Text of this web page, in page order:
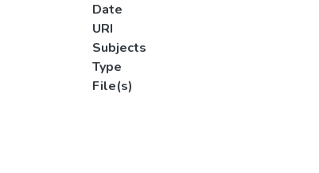
Date
URI
Subjects
Type
File(s)